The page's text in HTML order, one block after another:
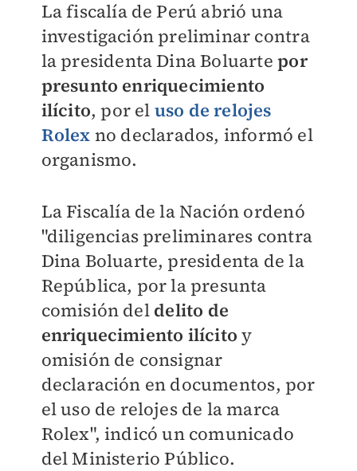
La fiscalía de Perú abrió una
investigación preliminar contra
la presidenta Dina Boluartepor
presunto enriquecimiento
ilícito, por el uso de relojes
Rolex no declarados, informó el
organismo.
La Fiscalía de la Nación ordenó
"diligencias preliminares contra
Dina Boluarte, presidenta de la
República, por la presunta
comisión del delito de
enriquecimiento ilícito y
omisión de consignar
declaración en documentos, por
el uso de relojes de la marca
Rolex", indicó un comunicado
del Ministerio Público.